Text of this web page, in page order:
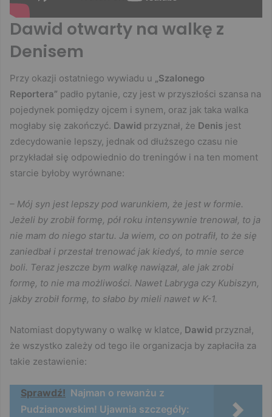
Dawid otwarty na walkę z
Denisem
Przy okazji ostatniego wywiadu u „Szalonego
Reportera” padło pytanie, czy jest w przyszłości szansa na
pojedynek pomiędzy ojcem i synem, oraz jak taka walka
mogłaby się zakończyć. Dawid przyznał, że Denis jest
zdecydowanie lepszy, jednak od dłuższego czasu nie
przykładał się odpowiednio do treningów i na ten moment
starcie byłoby wyrównane:
– Mój syn jest lepszy pod warunkiem, że jest w formie.
Jeżeli by zrobił formę, pół roku intensywnie trenował, to ja
nie mam do niego startu. Ja wiem, co on potrafił, to że się
zaniedbał i przestał trenować jak kiedyś, to mnie serce
boli. Teraz jeszcze bym walkę nawiązał, ale jak zrobi
formę, to nie ma możliwości. Nawet Labryga czy Kubiszyn,
jakby zrobił formę, to słabo by mieli nawet w K-1.
Natomiast dopytywany o walkę w klatce, Dawid przyznał,
że wszystko zależy od tego ile organizacja by zapłaciła za
takie zestawienie:
Sprawdź! Najman o rewanżu z
Pudzianowskim! Ujawnia szczegóły: